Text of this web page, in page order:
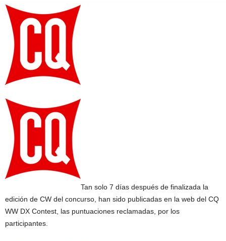
Tan solo 7 días después de finalizada la
edición de CW del concurso, han sido publicadas en la web del CQ
WW DX Contest, las puntuaciones reclamadas, por los
participantes.